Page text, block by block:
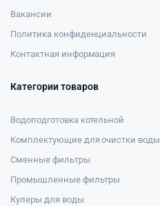
Вакансии
Политика конфиденциальности
Контактная информация
Категории товаров
Водоподготовка котельной
Комплектующие для очистки воды
Сменные фильтры
Промышленные фильтры
Кулеры для воды